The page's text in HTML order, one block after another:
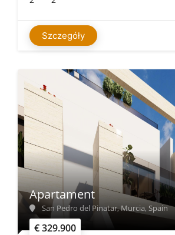
Szczegóły
€ 329.900
Apartament
San Pedro del Pinatar, Murcia, Spain